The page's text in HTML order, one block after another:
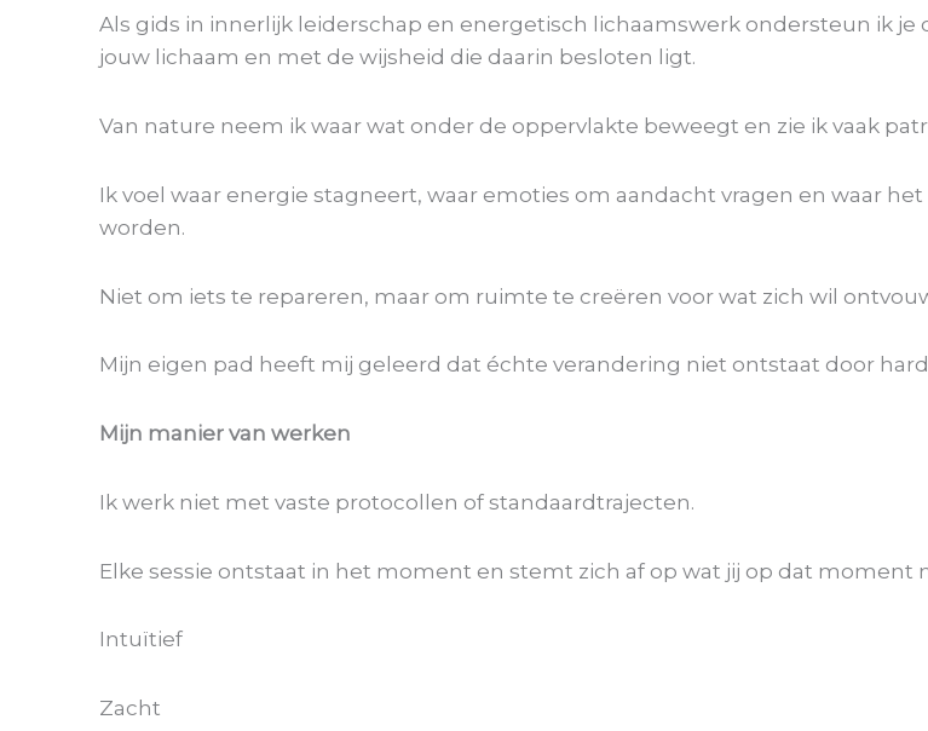
Als gids in innerlijk leiderschap en energetisch lichaamswerk ondersteun ik
jouw lichaam en met de wijsheid die daarin besloten ligt.
Van nature neem ik waar wat onder de oppervlakte beweegt en zie ik vaak
Ik voel waar energie stagneert, waar emoties om aandacht vragen en waar
worden.
Niet om iets te repareren, maar om ruimte te creëren voor wat zich wil
Mijn eigen pad heeft mij geleerd dat échte verandering niet ontstaat door
Mijn manier van werken
Ik werk niet met vaste protocollen of standaardtrajecten.
Elke sessie ontstaat in het moment en stemt zich af op wat jij op dat moment
Intuïtief
Zacht